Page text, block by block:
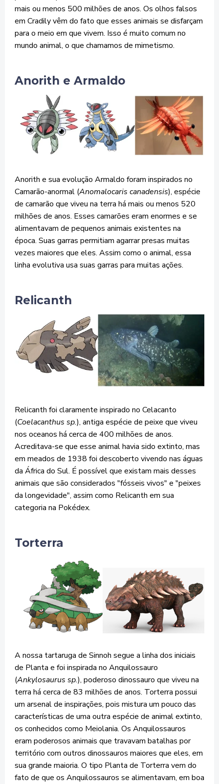
mais ou menos 500 milhões de anos. Os olhos falsos
em Cradily vêm do fato que esses animais se disfarçam
para o meio em que vivem. Isso é muito comum no
mundo animal, o que chamamos de mimetismo.
Anorith e Armaldo
Anorith e sua evolução Armaldo foram inspirados no
Camarão-anormal (Anomalocaris canadensis), espécie
de camarão que viveu na terra há mais ou menos 520
milhões de anos. Esses camarões eram enormes e se
alimentavam de pequenos animais existentes na
época. Suas garras permitiam agarrar presas muitas
vezes maiores que eles. Assim como o animal, essa
linha evolutiva usa suas garras para muitas ações.
Relicanth
Relicanth foi claramente inspirado no Celacanto
(Coelacanthus sp.), antiga espécie de peixe que viveu
nos oceanos há cerca de 400 milhões de anos.
Acreditava-se que esse animal havia sido extinto, mas
em meados de 1938 foi descoberto vivendo nas águas
da África do Sul. É possível que existam mais desses
animais que são considerados "fósseis vivos" e "peixes
da longevidade", assim como Relicanth em sua
categoria na Pokédex.
Torterra
A nossa tartaruga de Sinnoh segue a linha dos iniciais
de Planta e foi inspirada no Anquilossauro
(Ankylosaurus sp.), poderoso dinossauro que viveu na
terra há cerca de 83 milhões de anos. Torterra possui
um arsenal de inspirações, pois mistura um pouco das
características de uma outra espécie de animal extinto,
os conhecidos como Meiolania. Os Anquilossauros
eram poderosos animais que travavam batalhas por
território com outros dinossauros maiores que eles, em
sua grande maioria. O tipo Planta de Torterra vem do
fato de que os Anquilossauros se alimentavam, em boa